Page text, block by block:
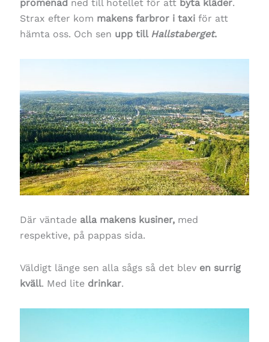
promenad ned till hotellet för att byta kläder.
Strax efter kom makens farbror i taxiför att
hämta oss. Och sen upp till Hallstaberget.
Där väntade alla makens kusiner, med
respektive, på pappas sida.
Väldigt länge sen alla sågs så det blev en surrig
kväll. Med lite drinkar.